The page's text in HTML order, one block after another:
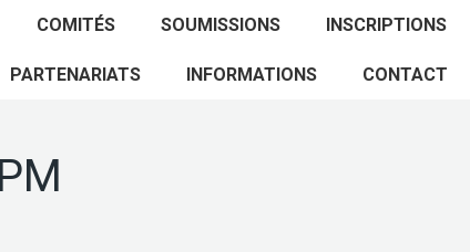
COMITÉS SOUMISSIONS INSCRIPTIONS
PARTENARIATS INFORMATIONS CONTACT
ACCUEIL PROGRAMME COMITÉS
INSCRIPTIONS PARTENARIATS